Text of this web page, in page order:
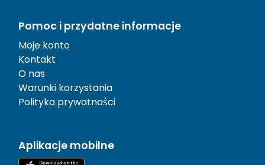
Pomoc i przydatne informacje
Moje konto
Kontakt
O nas
Warunki korzystania
Polityka prywatności
Aplikacje mobilne